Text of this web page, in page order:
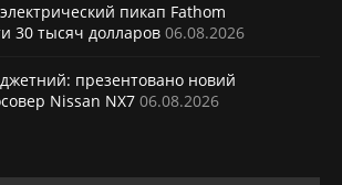
пикап Fathom
30 тысяч долларов 06.08.2026
презентовано новий
Nissan NX7 06.08.2026